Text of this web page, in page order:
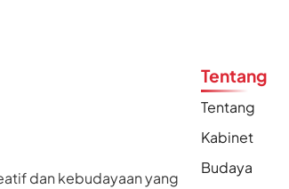
dan kebudayaan yang
Tentang
Tentang
Kabinet
Budaya